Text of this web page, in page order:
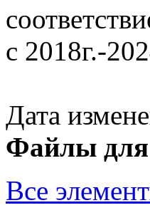
с 2018г.-
Дата
Файлы для
Все